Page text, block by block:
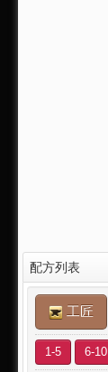
配方列表
工匠
1-5 6-10